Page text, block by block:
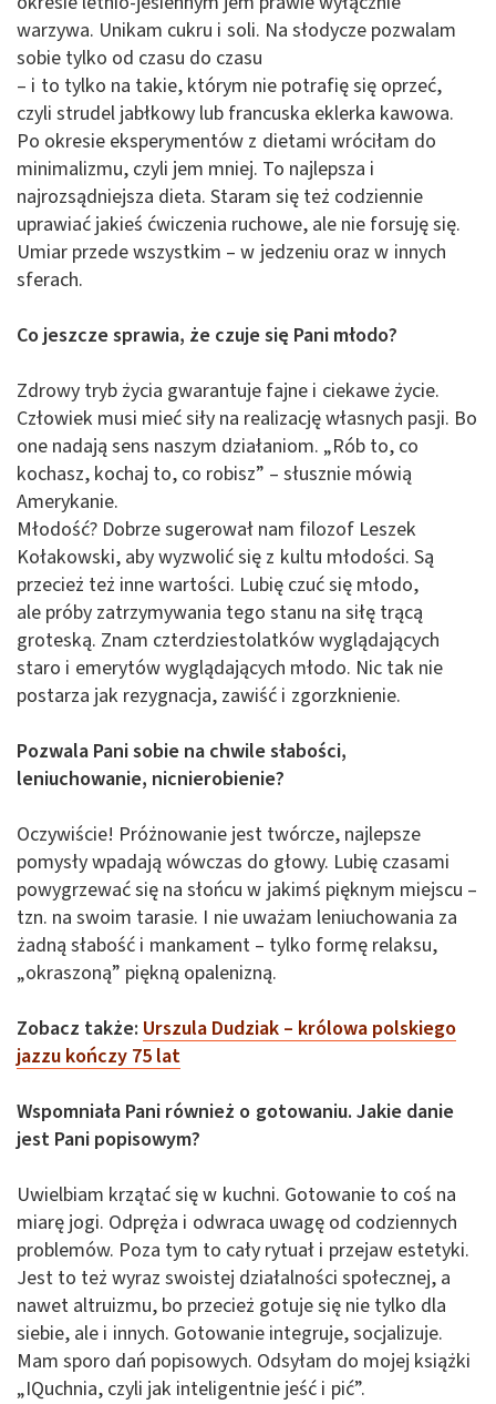
warzywa. Unikam cukru i soli. Na słodycze pozwalam
sobie tylko od czasu do czasu
– i to tylko na takie, którym nie potrafię się oprzeć,
czyli strudel jabłkowy lub francuska eklerka kawowa.
Po okresie eksperymentów z dietami wróciłam do
minimalizmu, czyli jem mniej. To najlepsza i
najrozsądniejsza dieta. Staram się też codziennie
uprawiać jakieś ćwiczenia ruchowe, ale nie forsuję się.
Umiar przede wszystkim – w jedzeniu oraz w innych
sferach.
Co jeszcze sprawia, że czuje się Pani młodo?
Zdrowy tryb życia gwarantuje fajne i ciekawe życie.
Człowiek musi mieć siły na realizację własnych pasji. Bo
one nadają sens naszym działaniom. „Rób to, co
kochasz, kochaj to, co robisz” – słusznie mówią
Amerykanie.
Młodość? Dobrze sugerował nam filozof Leszek
Kołakowski, aby wyzwolić się z kultu młodości. Są
przecież też inne wartości. Lubię czuć się młodo,
ale próby zatrzymywania tego stanu na siłę trącą
groteską. Znam czterdziestolatków wyglądających
staro i emerytów wyglądających młodo. Nic tak nie
postarza jak rezygnacja, zawiść i zgorzknienie.
Pozwala Pani sobie na chwile słabości,
leniuchowanie, nicnierobienie?
Oczywiście! Próżnowanie jest twórcze, najlepsze
pomysły wpadają wówczas do głowy. Lubię czasami
powygrzewać się na słońcu w jakimś pięknym miejscu –
tzn. na swoim tarasie. I nie uważam leniuchowania za
żadną słabość i mankament – tylko formę relaksu,
„okraszoną” piękną opalenizną.
Zobacz także: Urszula Dudziak – królowa polskiego
jazzu kończy 75 lat
Wspomniała Pani również o gotowaniu. Jakie danie
jest Pani popisowym?
Uwielbiam krzątać się w kuchni. Gotowanie to coś na
miarę jogi. Odpręża i odwraca uwagę od codziennych
problemów. Poza tym to cały rytuał i przejaw estetyki.
Jest to też wyraz swoistej działalności społecznej, a
nawet altruizmu, bo przecież gotuje się nie tylko dla
siebie, ale i innych. Gotowanie integruje, socjalizuje.
Mam sporo dań popisowych. Odsyłam do mojej książki
„IQuchnia, czyli jak inteligentnie jeść i pić”.